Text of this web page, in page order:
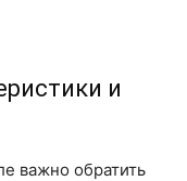
и
важно обратить